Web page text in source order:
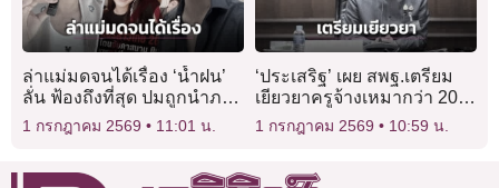
ล่าแม่มดจนได้เรื่อง ‘น้ำฝน’
ลั่น ฟ้องถึงที่สุด ปมถูกนำภาพ
ไปโยงคดีแอร์สาวขนยา
1 กรกฎาคม 2569 11:01 น.
‘ประเสริฐ’ เผย สพฐ.เตรียม
เยียวยาครูจ้างเหมากว่า 200
ราย หลังไม่ผ่านคัดเลือก
ลูกจ้างชั่วคราว
1 กรกฎาคม 2569 10:59 น.